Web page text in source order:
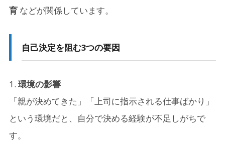
育などが関係しています。
自己決定を阻む3つの要因
環境の影響
「親が決めてきた」「上司に指示される仕事ばかり」
という環境だと、自分で決める経験が不足しがちで
す。